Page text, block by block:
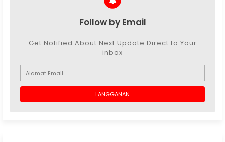
Follow by Email
Get Notified About Next Update Direct to Your
inbox